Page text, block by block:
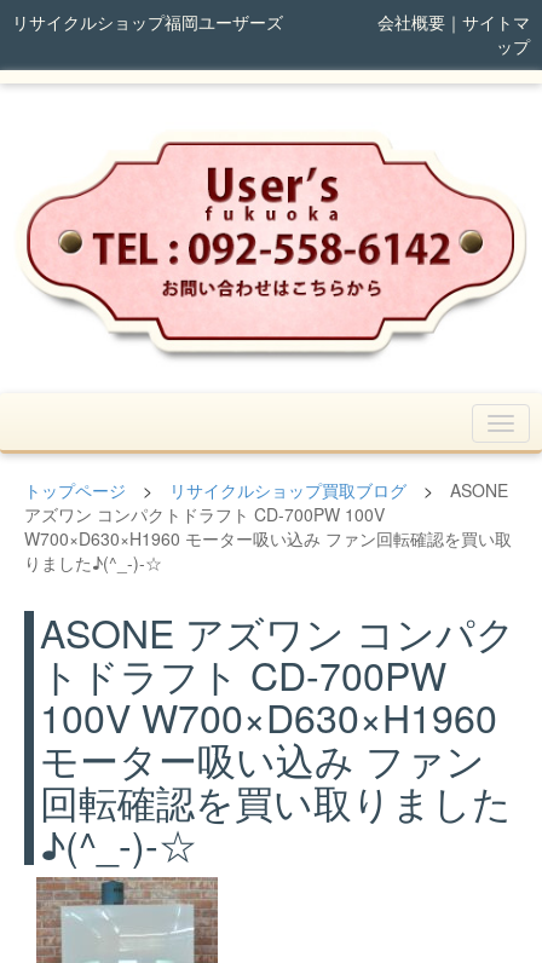
リサイクルショップ福岡ユーザーズ 会社概要｜ サイトマ
ップ
トップページ > リサイクルショップ買取ブログ > ASONE
アズワン コンパクトドラフト CD-700PW 100V
W700×D630×H1960 モーター吸い込み ファン回転確認を買い取
りました♪(^_-)-☆
ASONE アズワン コンパク
トドラフト CD-700PW
100V W700×D630×H1960
モーター吸い込み ファン
回転確認を買い取りました
♪(^_-)-☆